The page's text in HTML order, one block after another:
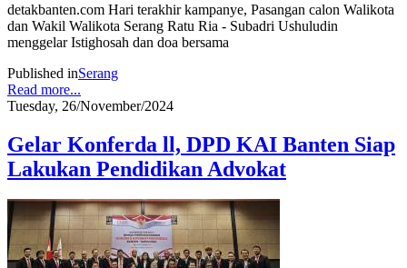
detakbanten.com Hari terakhir kampanye, Pasangan calon Walikota
dan Wakil Walikota Serang Ratu Ria - Subadri Ushuludin
menggelar Istighosah dan doa bersama
Published inSerang
Read more...
Tuesday, 26/November/2024
Gelar Konferda ll, DPD KAI Banten Siap
Lakukan Pendidikan Advokat